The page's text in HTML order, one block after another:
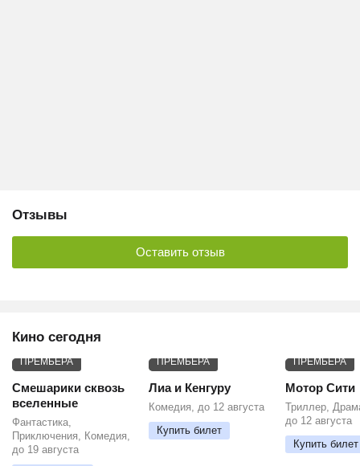
Отзывы
Оставить отзыв
Кино сегодня
ПРЕМЬЕРА
Смешарики сквозь
вселенные
Фантастика,
Приключения, Комедия,
до 19 августа
ПРЕМЬЕРА
Лиа и Кенгуру
Комедия, до 12 августа
Купить билет
ПРЕМЬЕРА
Мотор Сити
Триллер,
до 12 августа
Купить билет